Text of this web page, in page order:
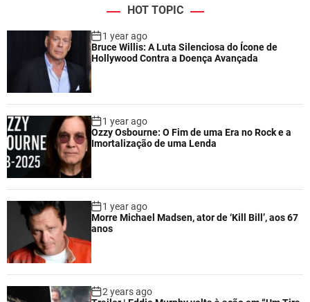
HOT TOPIC
1 year ago
Bruce Willis: A Luta Silenciosa do Ícone de
Hollywood Contra a Doença Avançada
1 year ago
Ozzy Osbourne: O Fim de uma Era no Rock e a
Imortalização de uma Lenda
1 year ago
Morre Michael Madsen, ator de ‘Kill Bill’, aos 67
anos
2 years ago